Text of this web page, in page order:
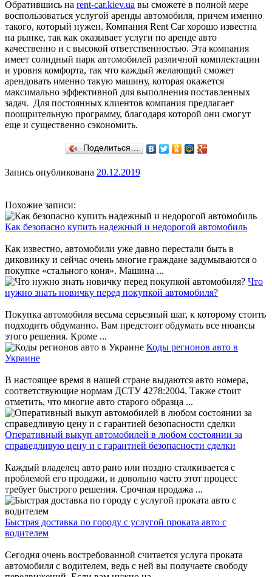
Обратившись на rent-car.kiev.ua вы сможете в полной мере
воспользоваться услугой аренды автомобиля, причем именно
такого, который нужен. Компания Rent Car хорошо известна
на рынке, так как оказывает услуги по аренде авто
качественно и с высокой ответственностью. Эта компания
имеет солидный парк автомобилей различной комплектации
и уровня комфорта, так что каждый желающий сможет
арендовать именно такую машину, которая окажется
максимально эффективной для выполнения поставленных
задач. Для постоянных клиентов компания предлагает
поощрительную программу, благодаря которой они смогут
еще и существенно сэкономить.
Поделиться…
Запись опубликована 20.12.2019
Похожие записи:
Как безопасно купить надежный и недорогой автомобиль
Как известно, автомобили уже давно перестали быть в
диковинку и сейчас очень многие граждане задумываются о
покупке «стального коня». Машина ...
Что
нужно знать новичку перед покупкой автомобиля?
Покупка автомобиля весьма серьезный шаг, к которому стоить
подходить обдуманно. Вам предстоит обдумать все нюансы
этого решения. Кроме ...
Коды регионов авто в
Украине
В настоящее время в нашей стране выдаются авто номера,
соответствующие нормам ДСТУ 4278:2004. Также стоит
отметить, что многие авто старого образца ...
Оперативный выкуп автомобилей в любом состоянии за
справедливую цену и с гарантией безопасности сделки
Каждый владелец авто рано или поздно сталкивается с
проблемой его продажи, и довольно часто этот процесс
требует быстрого решения. Срочная продажа ...
Быстрая доставка по городу с услугой проката авто с
водителем
Сегодня очень востребованной считается услуга проката
автомобиля с водителем, ведь с ней вы получаете свободу